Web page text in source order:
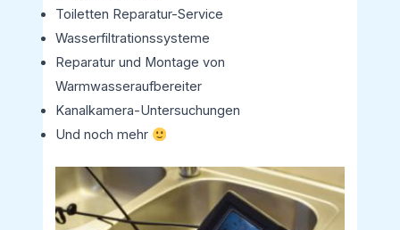
Toiletten Reparatur-Service
Wasserfiltrationssysteme
Reparatur und Montage von
Warmwasseraufbereiter
Kanalkamera-Untersuchungen
Und noch mehr